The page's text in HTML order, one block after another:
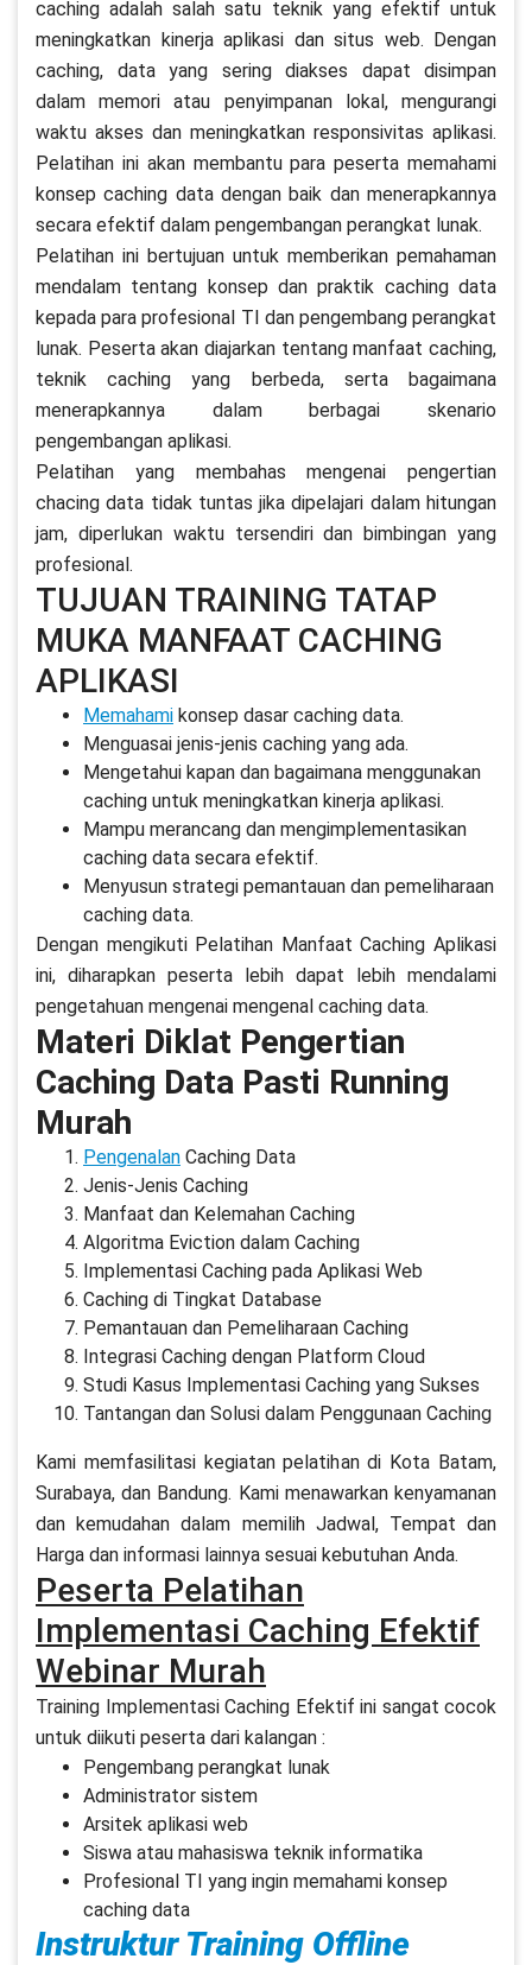
caching adalah salah satu teknik yang efektif untuk
meningkatkan kinerja aplikasi dan situs web. Dengan
caching, data yang sering diakses dapat disimpan
dalam memori atau penyimpanan lokal, mengurangi
waktu akses dan meningkatkan responsivitas aplikasi.
Pelatihan ini akan membantu para peserta memahami
konsep caching data dengan baik dan menerapkannya
secara efektif dalam pengembangan perangkat lunak.
Pelatihan ini bertujuan untuk memberikan pemahaman
mendalam tentang konsep dan praktik caching data
kepada para profesional TI dan pengembang perangkat
lunak. Peserta akan diajarkan tentang manfaat caching,
teknik caching yang berbeda, serta bagaimana
menerapkannya dalam berbagai skenario
pengembangan aplikasi.
Pelatihan yang membahas mengenai pengertian
chacing data tidak tuntas jika dipelajari dalam hitungan
jam, diperlukan waktu tersendiri dan bimbingan yang
profesional.
TUJUAN TRAINING TATAP
MUKA MANFAAT CACHING
APLIKASI
Memahami konsep dasar caching data.
Menguasai jenis-jenis caching yang ada.
Mengetahui kapan dan bagaimana menggunakan
caching untuk meningkatkan kinerja aplikasi.
Mampu merancang dan mengimplementasikan
caching data secara efektif.
Menyusun strategi pemantauan dan pemeliharaan
caching data.
Dengan mengikuti Pelatihan Manfaat Caching Aplikasi
ini, diharapkan peserta lebih dapat lebih mendalami
pengetahuan mengenai mengenal caching data.
Materi Diklat Pengertian
Caching Data Pasti Running
Murah
Pengenalan Caching Data
Jenis-Jenis Caching
Manfaat dan Kelemahan Caching
Algoritma Eviction dalam Caching
Implementasi Caching pada Aplikasi Web
Caching di Tingkat Database
Pemantauan dan Pemeliharaan Caching
Integrasi Caching dengan Platform Cloud
Studi Kasus Implementasi Caching yang Sukses
Tantangan dan Solusi dalam Penggunaan Caching
Kami memfasilitasi kegiatan pelatihan di Kota Batam,
Surabaya, dan Bandung. Kami menawarkan kenyamanan
dan kemudahan dalam memilih Jadwal, Tempat dan
Harga dan informasi lainnya sesuai kebutuhan Anda.
Peserta Pelatihan
Implementasi Caching Efektif
Webinar Murah
Training Implementasi Caching Efektif ini sangat cocok
untuk diikuti peserta dari kalangan :
Pengembang perangkat lunak
Administrator sistem
Arsitek aplikasi web
Siswa atau mahasiswa teknik informatika
Profesional TI yang ingin memahami konsep
caching data
Instruktur Training Offline